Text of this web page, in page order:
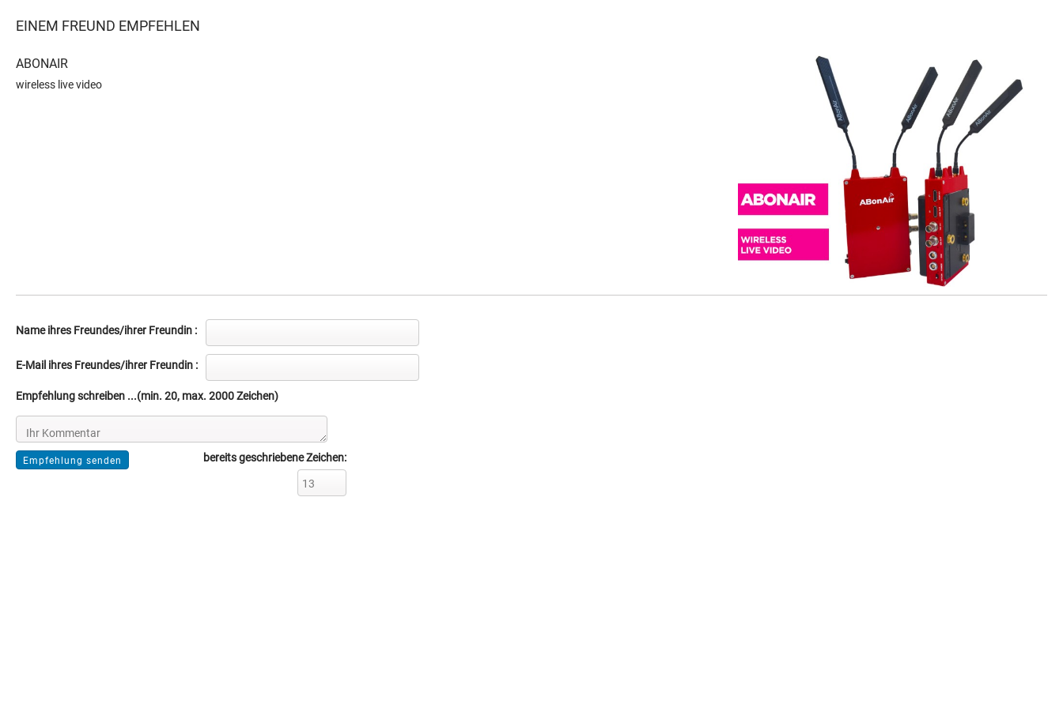
EINEM FREUND EMPFEHLEN
ABONAIR
wireless live video
Name ihres Freundes/ihrer Freundin :
E-Mail ihres Freundes/ihrer Freundin :
Empfehlung schreiben ...(min. 20, max. 2000 Zeichen)
bereits geschriebene Zeichen: